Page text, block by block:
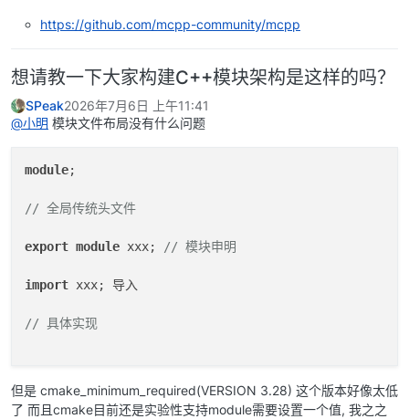
https://github.com/mcpp-community/mcpp
想请教一下大家构建C++模块架构是这样的吗？
SPeak2026年7月6日 上午11:41
@小明 模块文件布局没有什么问题
module;
// 全局传统头文件
export module xxx; // 模块申明
import xxx; 导入
// 具体实现
但是 cmake_minimum_required(VERSION 3.28) 这个版本好像太低
了 而且cmake目前还是实验性支持module需要设置一个值, 我之之